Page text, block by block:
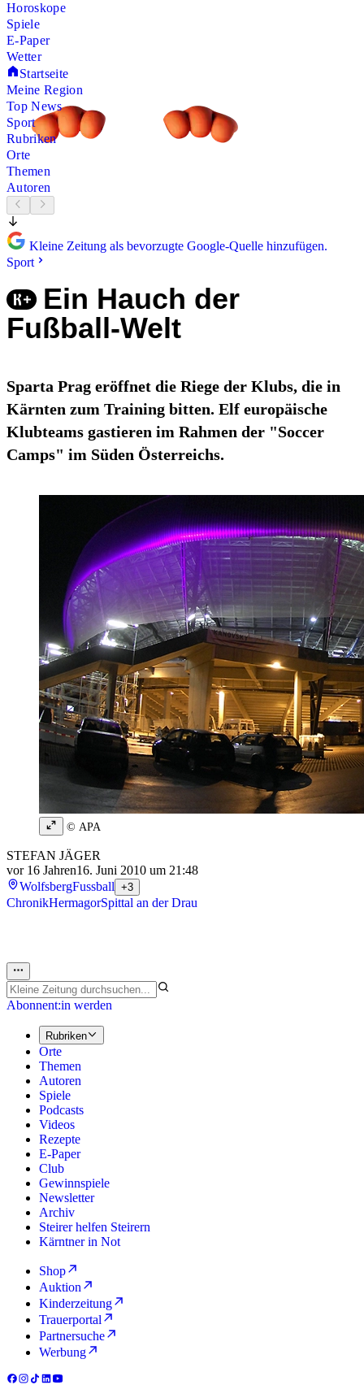
Horoskope
Spiele
E-Paper
Wetter
Startseite
Meine Region
Top News
Sport
Rubriken
Orte
Themen
Autoren
Kleine Zeitung als bevorzugte Google-Quelle hinzufügen.
Sport
Ein Hauch der
Fußball-Welt
Sparta Prag eröffnet die Riege der Klubs, die in
Kärnten zum Training bitten. Elf europäische
Klubteams gastieren im Rahmen der "Soccer
Camps" im Süden Österreichs.
© APA
STEFAN JÄGER
vor 16 Jahren16. Juni 2010 um 21:48
WolfsbergFussball +3
ChronikHermagorSpittal an der Drau
Abonnent:in werden
Rubriken
Orte
Themen
Autoren
Spiele
Podcasts
Videos
Rezepte
E-Paper
Club
Gewinnspiele
Newsletter
Archiv
Steirer helfen Steirern
Kärntner in Not
Shop
Auktion
Kinderzeitung
Trauerportal
Partnersuche
Werbung